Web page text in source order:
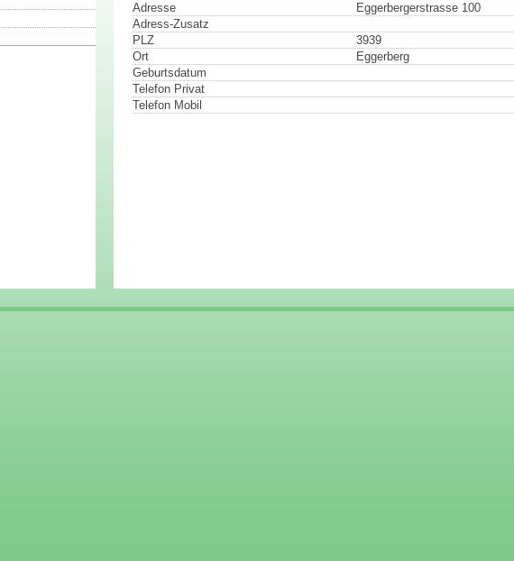
Adresse
Eggerbergerstrasse 100
Adress-Zusatz
PLZ
3939
Ort
Eggerberg
Geburtsdatum
Telefon Privat
Telefon Mobil